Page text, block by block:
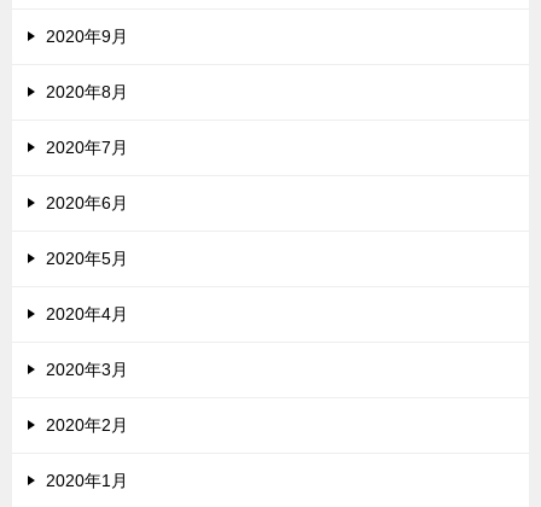
2020年9月
2020年8月
2020年7月
2020年6月
2020年5月
2020年4月
2020年3月
2020年2月
2020年1月